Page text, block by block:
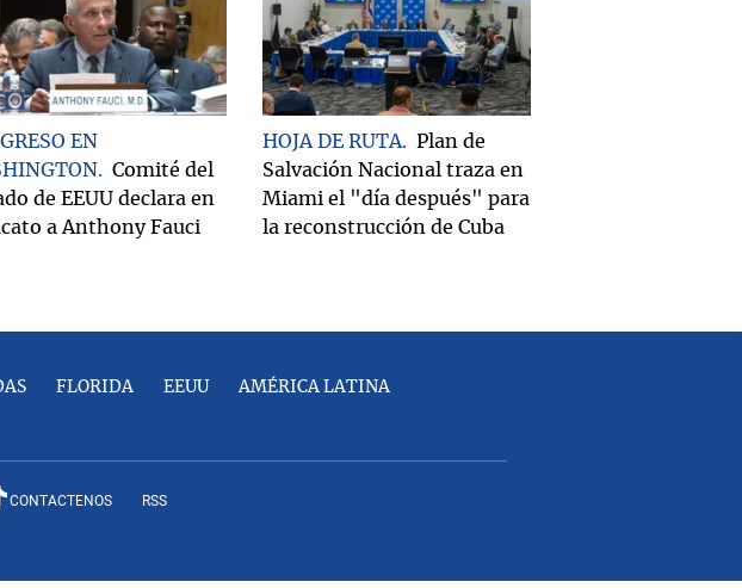
EN
Comité del
de EEUU declara en
a Anthony Fauci
HOJA DE RUTA
Plan de
Salvación Nacional traza en
Miami el "día después" para
la reconstrucción de Cuba
FLORIDA EEUU AMÉRICA LATINA
CONTACTENOS RSS